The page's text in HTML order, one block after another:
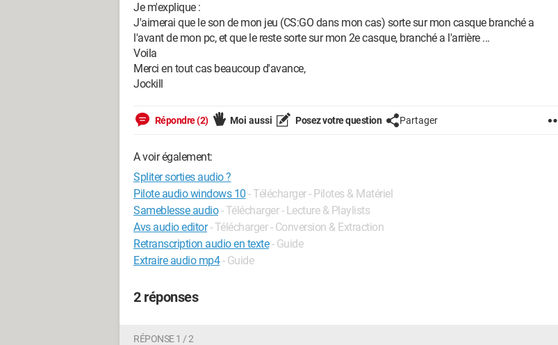
Je m'explique :
J'aimerai que le son de mon jeu (CS:GO dans mon cas) sorte sur mon casque branché a
l'avant de mon pc, et que le reste sorte sur mon 2e casque, branché a l'arrière ...
Voila
Merci en tout cas beaucoup d'avance,
Jockill
Répondre (2) Moi aussi Posez votre question Partager
A voir également:
Spliter sorties audio ?
Pilote audio windows 10 - Télécharger - Pilotes & Matériel
Sameblesse audio - Télécharger - Lecture & Playlists
Avs audio editor - Télécharger - Conversion & Extraction
Retranscription audio en texte - Guide
Extraire audio mp4 - Guide
2 réponses
RÉPONSE 1 / 2